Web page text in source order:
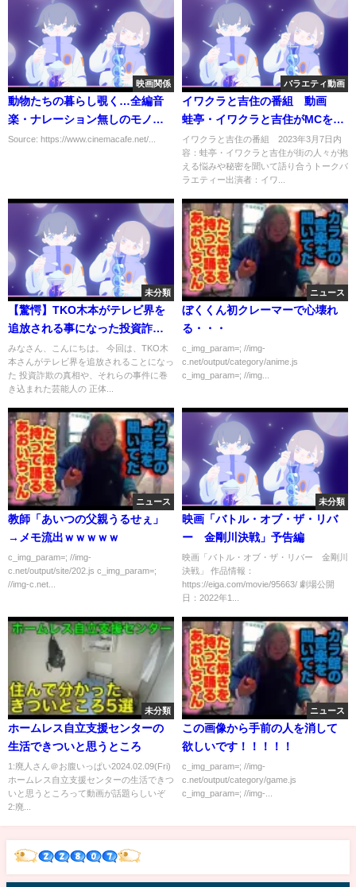
映画関係
動物たちの暮らし覗く…全編音
楽・ナレーション無しのモノク
ローム映像で構成された映画
Source: https://www.cinemacafe.net/...
バラエティ動画
イワクラと吉住の番組 動画
蛙亭・イワクラと吉住がMCを務
めるトークバラエティー 3月7
日
イワクラと吉住の番組 2023年3月7日内
容：蛙亭・イワクラと吉住が街の人々が抱
える悩みや秘密を聞いて語り合うトークバ
ラエティー出演者：イワ...
未分類
【驚愕】TKO木本がテレビ界を
追放される事になった投資詐欺
事件の真相がヤバすぎる...！
『TKO』で知られるお笑い芸人
の事件に巻き込まれた芸能人の
みなさん、こんにちは。 今回は、TKO木
本さんがテレビ界を追放されることになっ
た 投資詐欺の真相や、それらの事件に巻
き込まれた芸能人の 正体...
ニュース
ぼくくん初クレーマーで心壊れ
る・・・
c_img_param=; //img-
c.net/output/category/anime.js
c_img_param=; //img...
ニュース
教師「あいつの父親うるせぇ」
→メモ流出ｗｗｗｗｗ
c_img_param=; //img-
c.net/output/site/202.js c_img_param=;
//img-c.net...
未分類
映画「バトル・オブ・ザ・リバ
ー 金剛川決戦」予告編
映画「バトル・オブ・ザ・リバー 金剛川
決戦」 作品情報：
https://eiga.com/movie/95663/ 劇場公開
日：2022年1...
未分類
ホームレス自立支援センターの
生活できついと思うところ
1:廃人さん＠お腹いっぱい2024.02.09(Fri)
ホームレス自立支援センターの生活できつ
いと思うところって動画が話題らしいぞ
2:廃...
ニュース
この画像から手前の人を消して
欲しいです！！！！！
c_img_param=; //img-
c.net/output/category/game.js
c_img_param=; //img-...